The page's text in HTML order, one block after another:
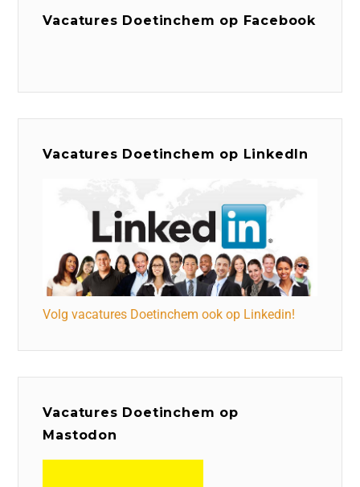
Vacatures Doetinchem op Facebook
Vacatures Doetinchem op LinkedIn
Volg vacatures Doetinchem ook op Linkedin!
Vacatures Doetinchem op
Mastodon